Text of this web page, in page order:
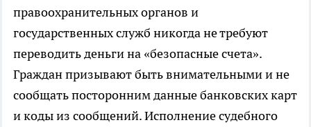
правоохранительных органов и
государственных служб никогда не требуют
переводить деньги на «безопасные счета».
Граждан призывают быть внимательными и не
сообщать посторонним данные банковских карт
и коды из сообщений. Исполнение судебного